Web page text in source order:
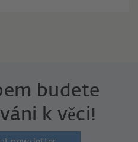
budete
k věci!